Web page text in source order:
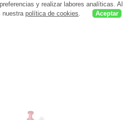
y realizar labores analíticas. Al
nuestrapolítica de cookies. Aceptar